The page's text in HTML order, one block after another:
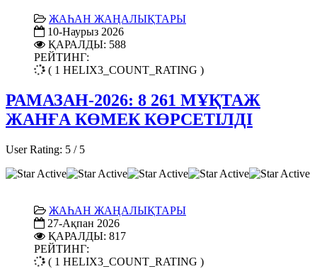
ЖАҺАН ЖАҢАЛЫҚТАРЫ
10-Наурыз 2026
ҚАРАЛДЫ: 588
РЕЙТИНГ:
( 1 HELIX3_COUNT_RATING )
РАМАЗАН-2026: 8 261 МҰҚТАЖ
ЖАНҒА КӨМЕК КӨРСЕТІЛДІ
User Rating: 5 / 5
ЖАҺАН ЖАҢАЛЫҚТАРЫ
27-Ақпан 2026
ҚАРАЛДЫ: 817
РЕЙТИНГ:
( 1 HELIX3_COUNT_RATING )